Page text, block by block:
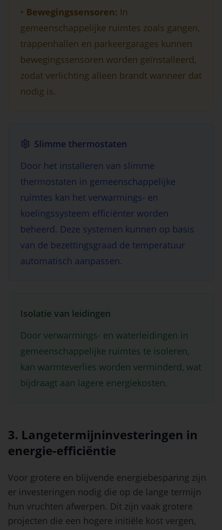
• Bewegingssensoren: In
gemeenschappelijke ruimtes zoals gangen,
trappenhallen en parkeergarages kunnen
bewegingssensoren worden geïnstalleerd,
zodat verlichting alleen brandt wanneer dat
nodig is.
Slimme thermostaten
Door het installeren van slimme
thermostaten in gemeenschappelijke
ruimtes kan het verwarmings- en
koelingssysteem efficiënter worden
beheerd. Deze systemen kunnen op basis
van de bezettingsgraad de temperatuur
automatisch aanpassen.
Isolatie van leidingen
Door verwarmings- en waterleidingen in
gemeenschappelijke ruimtes te isoleren,
kan warmteverlies worden verminderd, wat
bijdraagt aan lagere energiekosten.
3. Langetermijninvesteringen in
energie-efficiëntie
Voor grotere en blijvende energiebesparing zijn
er investeringen nodig die op de lange termijn
hun vruchten afwerpen. Dit zijn vaak grotere
projecten die een hogere initiële kost vergen,